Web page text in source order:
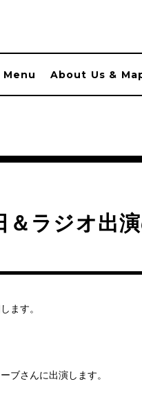
Menu About Us &
＆ラジオ出
ます。
さんに出演します。